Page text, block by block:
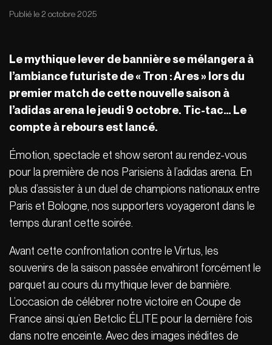
Publié le 2 octobre 2025
Le mythique lever de bannière se mélangera à
l’ambiance futuriste de « Tron : Ares » lors du
premier match de cette nouvelle saison à
l’adidas arena le jeudi 9 octobre. Tic-tac… Le
compte à rebours est lancé.
Émotion, spectacle et show seront au rendez-vous
pour la première de nos Parisiens à l’adidas arena. En
plus d’assister à un duel de champions nationaux entre
Paris et Bologne, nos supporters voyageront dans le
temps durant cette soirée.
Avant cette confrontation contre le Virtus, les
souvenirs de la saison passée envahiront forcément le
parquet au cours du mythique lever de bannière.
L’occasion de célébrer notre victoire en Coupe de
France ainsi qu’en Betclic ÉLITE pour la dernière fois
dans notre enceinte. Avec des images inédites de